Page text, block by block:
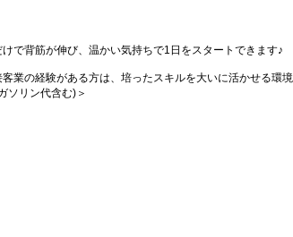
で背筋が伸び、温かい気持ちで1日をスタートできます♪
業の経験がある方は、培ったスキルを大いに活かせる環
ソリン代含む)＞